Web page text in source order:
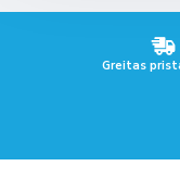
Greitas